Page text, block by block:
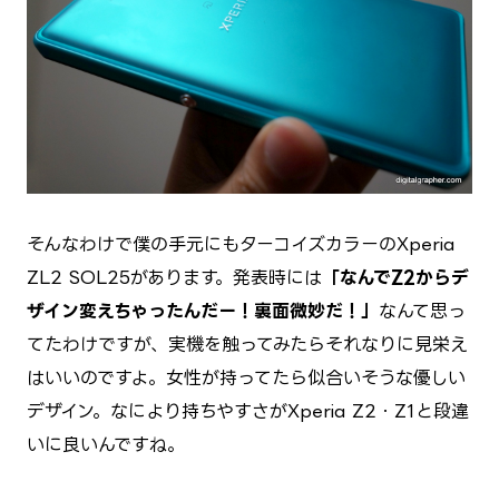
そんなわけで僕の手元にもターコイズカラーのXperia
ZL2 SOL25があります。発表時には 「なんでZ2からデ
ザイン変えちゃったんだー！裏面微妙だ！」 なんて思っ
てたわけですが、実機を触ってみたらそれなりに見栄え
はいいのですよ。女性が持ってたら似合いそうな優しい
デザイン。なにより持ちやすさがXperia Z2・Z1と段違
いに良いんですね。